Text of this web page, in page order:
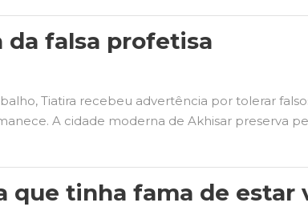
da falsa profetisa
Tiatira recebeu advertência por tolerar
A cidade moderna de Akhisar preserva
que tinha fama de estar